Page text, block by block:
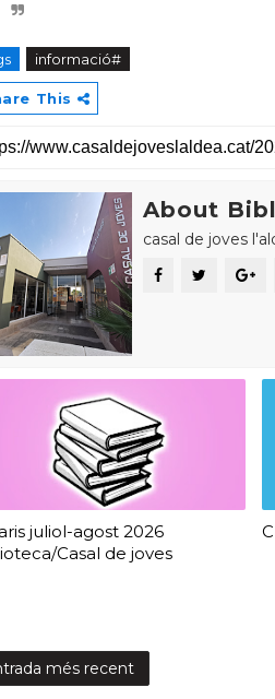
informació#
This
About
casal de joves
juliol-agost 2026
Casal de joves
més recent